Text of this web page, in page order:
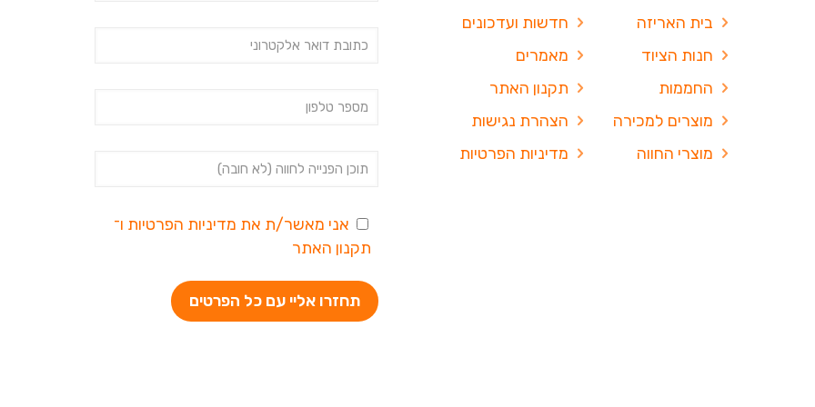
חדשות ועדכונים
מאמרים
תקנון האתר
הצהרת נגישות
מדיניות הפרטיות
בית האריזה
חנות הציוד
החממות
מוצרים למכירה
מוצרי החווה
אני מאשר/ת את מדיניות הפרטיות ו־
תקנון האתר